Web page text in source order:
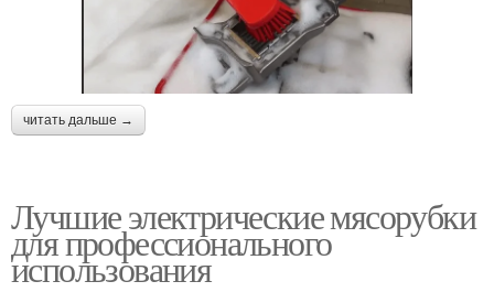
читать дальше →
Лучшие электрические мясорубки
для профессионального
использования